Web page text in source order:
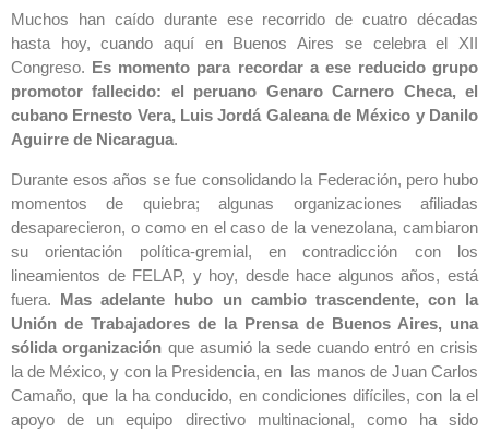
Muchos han caído durante ese recorrido de cuatro décadas
hasta hoy, cuando aquí en Buenos Aires se celebra el XII
Congreso. Es momento para recordar a ese reducido grupo
promotor fallecido: el peruano Genaro Carnero Checa, el
cubano Ernesto Vera, Luis Jordá Galeana de México y Danilo
Aguirre de Nicaragua.
Durante esos años se fue consolidando la Federación, pero hubo
momentos de quiebra; algunas organizaciones afiliadas
desaparecieron, o como en el caso de la venezolana, cambiaron
su orientación política-gremial, en contradicción con los
lineamientos de FELAP, y hoy, desde hace algunos años, está
fuera. Mas adelante hubo un cambio trascendente, con la
Unión de Trabajadores de la Prensa de Buenos Aires, una
sólida organización que asumió la sede cuando entró en crisis
la de México, y con la Presidencia, en las manos de Juan Carlos
Camaño, que la ha conducido, en condiciones difíciles, con la el
apoyo de un equipo directivo multinacional, como ha sido